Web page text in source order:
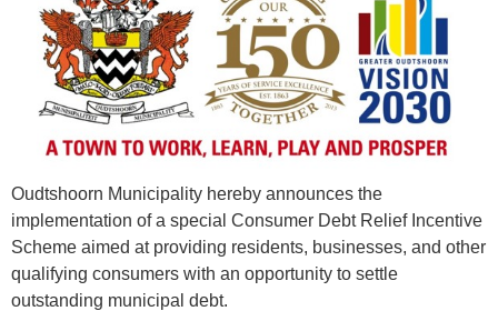
Oudtshoorn Municipality hereby announces the
implementation of a special Consumer Debt Relief Incentive
Scheme aimed at providing residents, businesses, and other
qualifying consumers with an opportunity to settle
outstanding municipal debt.